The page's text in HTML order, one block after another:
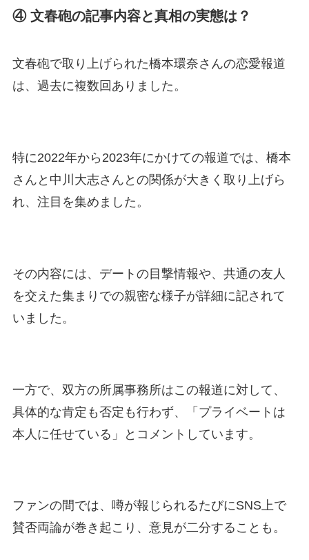
④ 文春砲の記事内容と真相の実態は？
文春砲で取り上げられた橋本環奈さんの恋愛報道
は、過去に複数回ありました。
特に2022年から2023年にかけての報道では、橋本
さんと中川大志さんとの関係が大きく取り上げら
れ、注目を集めました。
その内容には、デートの目撃情報や、共通の友人
を交えた集まりでの親密な様子が詳細に記されて
いました。
一方で、双方の所属事務所はこの報道に対して、
具体的な肯定も否定も行わず、「プライベートは
本人に任せている」とコメントしています。
ファンの間では、噂が報じられるたびにSNS上で
賛否両論が巻き起こり、意見が二分することも。